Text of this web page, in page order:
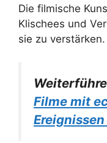
Die filmische
Klischees und
sie zu verstärken.
Filme mit